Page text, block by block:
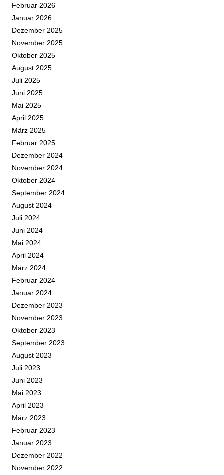
Februar 2026
Januar 2026
Dezember 2025
November 2025
Oktober 2025
August 2025
Juli 2025
Juni 2025
Mai 2025
April 2025
März 2025
Februar 2025
Dezember 2024
November 2024
Oktober 2024
September 2024
August 2024
Juli 2024
Juni 2024
Mai 2024
April 2024
März 2024
Februar 2024
Januar 2024
Dezember 2023
November 2023
Oktober 2023
September 2023
August 2023
Juli 2023
Juni 2023
Mai 2023
April 2023
März 2023
Februar 2023
Januar 2023
Dezember 2022
November 2022